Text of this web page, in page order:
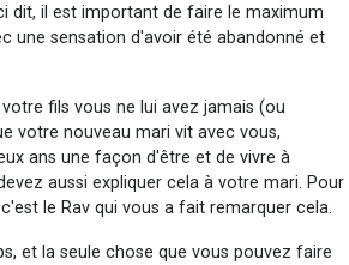
dit, il est important de faire le maximum
une sensation d'avoir été abandonné et
fils vous ne lui avez jamais (ou
votre nouveau mari vit avec vous,
ans une façon d'être et de vivre à
aussi expliquer cela à votre mari. Pour
le Rav qui vous a fait remarquer cela.
et la seule chose que vous pouvez faire